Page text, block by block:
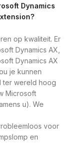
Dynamics
op kwaliteit. Er
Dynamics AX,
Dynamics AX
je kunnen
ter wereld hoog
Microsoft
u). We
voor
en